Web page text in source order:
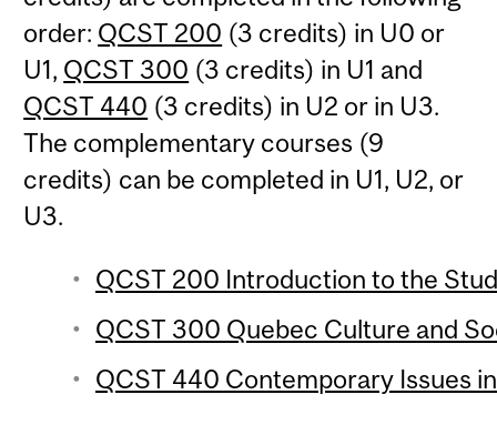
order: QCST 200 (3 credits) in U0 or
U1, QCST 300 (3 credits) in U1 and
QCST 440 (3 credits) in U2 or in U3.
The complementary courses (9
credits) can be completed in U1, U2, or
U3.
QCST 200 Introduction to the
QCST 300 Quebec Culture and
QCST 440 Contemporary Issues